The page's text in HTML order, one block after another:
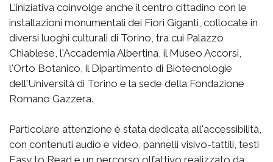
L'iniziativa coinvolge anche il centro cittadino con le
installazioni monumentali dei Fiori Giganti, collocate in
diversi luoghi culturali di Torino, tra cui Palazzo
Chiablese, l'Accademia Albertina, il Museo Accorsi,
l'Orto Botanico, il Dipartimento di Biotecnologie
dell'Università di Torino e la sede della Fondazione
Romano Gazzera.
Particolare attenzione è stata dedicata all'accessibilità,
con contenuti audio e video, pannelli visivo-tattili, testi
Easy to Read e un percorso olfattivo realizzato da